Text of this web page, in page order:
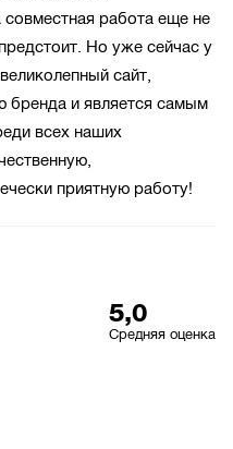
работа еще не
Но уже сейчас у
сайт,
бренда и является самым
всех наших
приятную работу!
5,0
Средняя оценка